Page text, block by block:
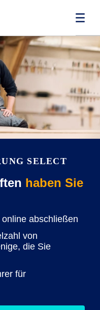
SELECT
haben Sie
abschließen
von
die Sie
für